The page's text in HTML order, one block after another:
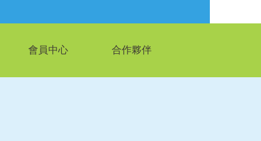
會員中心 合作夥伴